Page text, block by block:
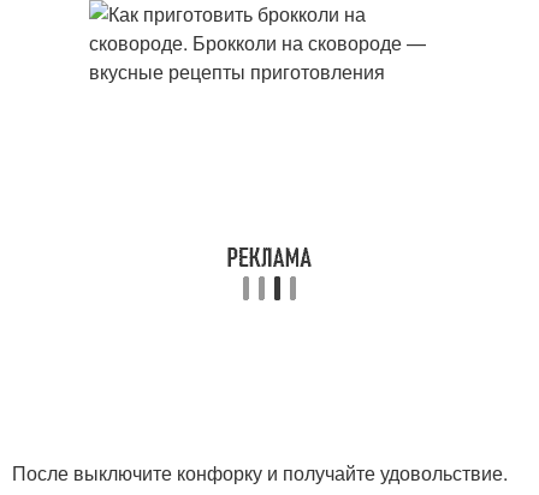
После выключите конфорку и получайте удовольствие.